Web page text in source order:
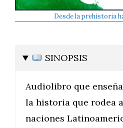
Desde la prehistoria
SINOPSIS
Audiolibro que
la historia que rodea
naciones